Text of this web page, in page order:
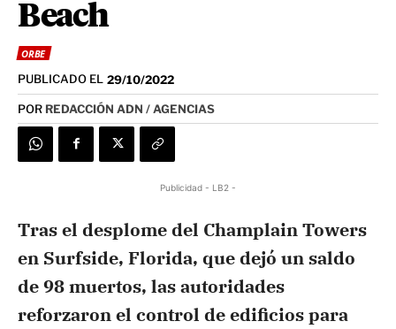
Beach
ORBE
PUBLICADO EL 29/10/2022
POR REDACCIÓN ADN / AGENCIAS
Publicidad - LB2 -
Tras el desplome del Champlain Towers
en Surfside, Florida, que dejó un saldo
de 98 muertos, las autoridades
reforzaron el control de edificios para